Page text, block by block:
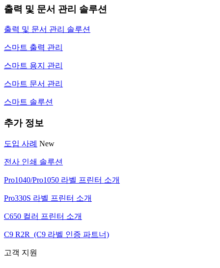
출력 및 문서 관리 솔루션
출력 및 문서 관리 솔루션
스마트 출력 관리
스마트 용지 관리
스마트 문서 관리
스마트 솔루션
추가 정보
도입 사례 New
전사 인쇄 솔루션
Pro1040/Pro1050 라벨 프린터 소개
Pro330S 라벨 프린터 소개
C650 컬러 프린터 소개
C9 R2R (C9 라벨 인증 파트너)
고객 지원